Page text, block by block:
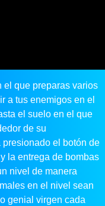
el que preparas varios
a tus enemigos en el
el suelo en el que
de su
el botón de
la entrega de bombas
nivel de manera
en el nivel sean
genial virgen cada